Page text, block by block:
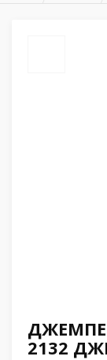
2132